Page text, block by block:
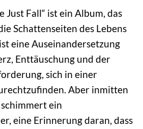
Just Fall“ ist ein Album, das
Schattenseiten des Lebens
eine Auseinandersetzung
Enttäuschung und der
sich in einer
Aber inmitten
ein
eine Erinnerung daran, dass